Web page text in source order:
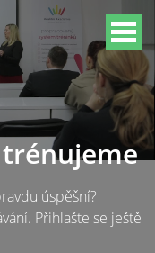
úspěšní?
Přihlašte se ještě